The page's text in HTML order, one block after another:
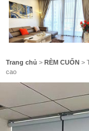
Trang chủ > RÈM CUỐN >
cao